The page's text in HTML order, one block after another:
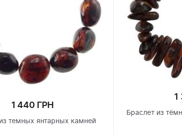
1 440 ГРН
темных янтарных камней
1
Браслет из